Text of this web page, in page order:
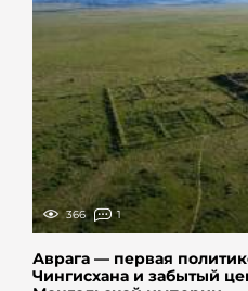
366 1
Аврага — первая
Чингисхана и забытый